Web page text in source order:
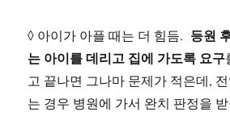
◊ 아이가 아플 때는 더 힘듬. 등원
는 아이를 데리고 집에 가도록 요구
고 끝나면 그나마 문제가 적은데,
는 경우 병원에 가서 완치 판정을